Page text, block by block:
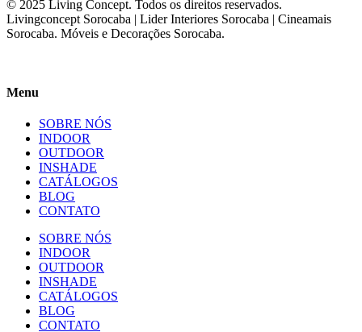
© 2025 Living Concept. Todos os direitos reservados.
Livingconcept Sorocaba | Lider Interiores Sorocaba | Cineamais
Sorocaba. Móveis e Decorações Sorocaba.
Menu
SOBRE NÓS
INDOOR
OUTDOOR
INSHADE
CATÁLOGOS
BLOG
CONTATO
SOBRE NÓS
INDOOR
OUTDOOR
INSHADE
CATÁLOGOS
BLOG
CONTATO